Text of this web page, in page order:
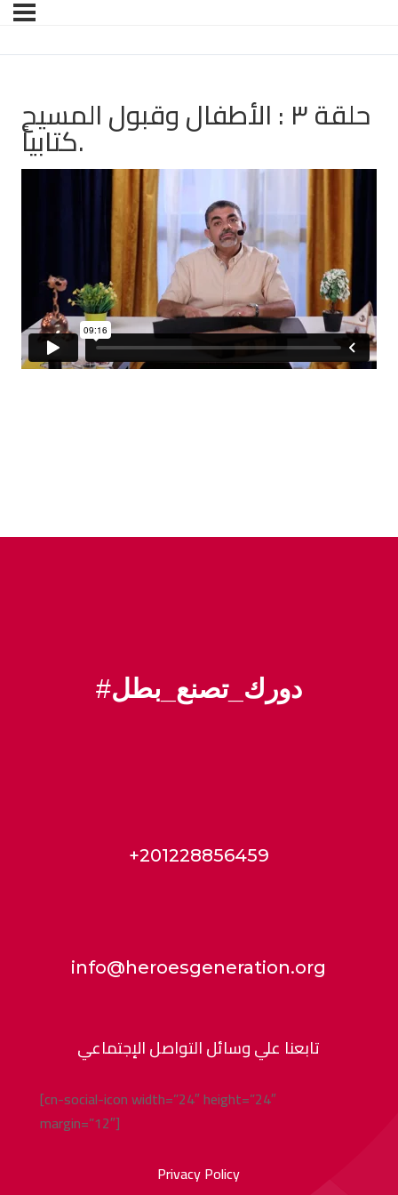
حلقة ٣ : الأطفال وقبول المسيح
كتابياً.
#دورك_تصنع_بطل
+201228856459
info@heroesgeneration.org
تابعنا علي وسائل التواصل الإجتماعي
[cn-social-icon width=”24″ height=”24″
margin=”12″]
Privacy Policy